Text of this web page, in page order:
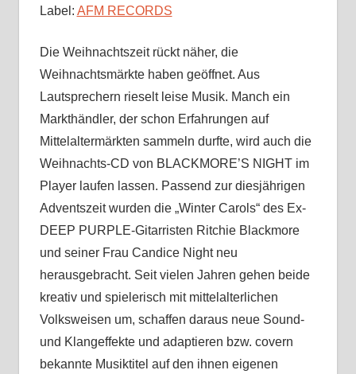
Label: AFM RECORDS
Die Weihnachtszeit rückt näher, die
Weihnachtsmärkte haben geöffnet. Aus
Lautsprechern rieselt leise Musik. Manch ein
Markthändler, der schon Erfahrungen auf
Mittelaltermärkten sammeln durfte, wird auch die
Weihnachts-CD von BLACKMORE’S NIGHT im
Player laufen lassen. Passend zur diesjährigen
Adventszeit wurden die „Winter Carols“ des Ex-
DEEP PURPLE-Gitarristen Ritchie Blackmore
und seiner Frau Candice Night neu
herausgebracht. Seit vielen Jahren gehen beide
kreativ und spielerisch mit mittelalterlichen
Volksweisen um, schaffen daraus neue Sound-
und Klangeffekte und adaptieren bzw. covern
bekannte Musiktitel auf den ihnen eigenen